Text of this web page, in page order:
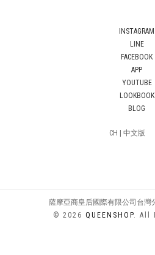
INSTAGRAM
LINE
FACEBOOK
APP
YOUTUBE
LOOKBOOK
BLOG
薩摩亞商皇后國際有限公司台灣
© 2026 QUEENSHOP. All